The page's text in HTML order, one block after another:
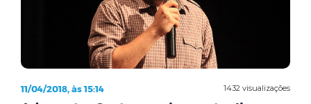
1432 visualizações
11/04/2018, às 15:14